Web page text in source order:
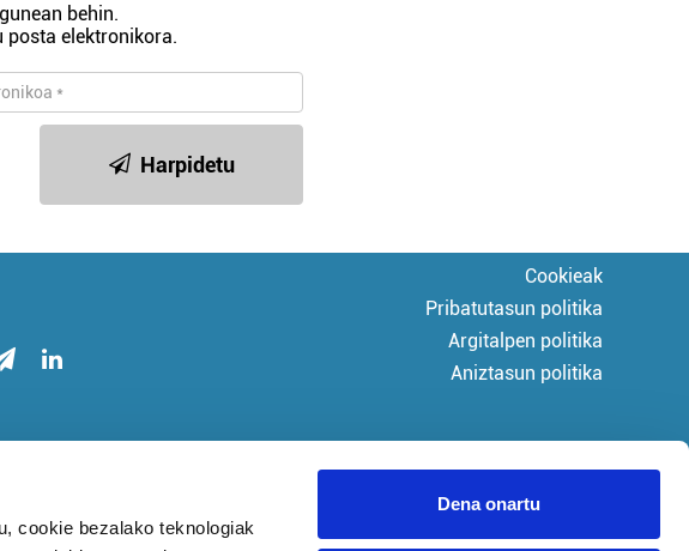
cookie bezalako teknologiak
Dena onartu
behin.
posta elektronikora.
Harpidetu
Cookieak
Pribatutasun politika
Argitalpen politika
Aniztasun politika